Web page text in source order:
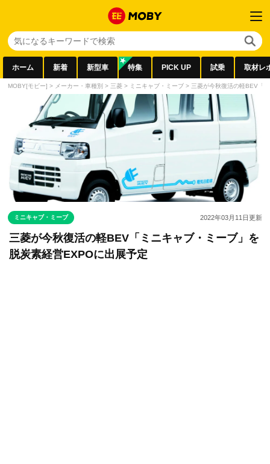
ホーム 新着 新型車 特集 PICK UP 試乗 取材レ
MOBY[モビー] > メーカー・車種別 > 三菱 > ミニキャブ・ミーブ > 三菱が今秋復活の軽BEV「
ミニキャブ・ミーブ 2022年03月11日更新
三菱が今秋復活の軽BEV「ミニキャブ・ミーブ」を
脱炭素経営EXPOに出展予定